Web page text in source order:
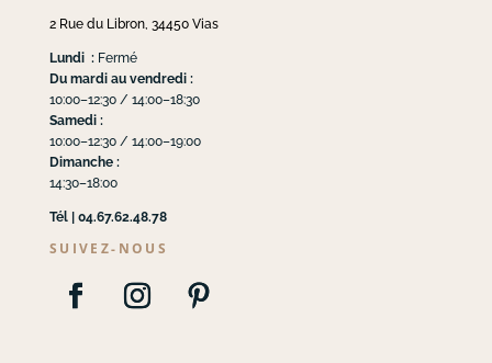
2 Rue du Libron, 34450 Vias
Lundi :Fermé
Du mardi au vendredi :
10:00–12:30 / 14:00–18:30
Samedi :
10:00–12:30 / 14:00–19:00
Dimanche :
14:30–18:00
Tél | 04.67.62.48.78
SUIVEZ-NOUS